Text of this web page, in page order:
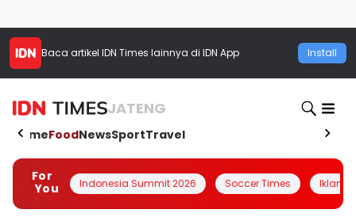
Baca artikel IDN Times lainnya di IDN App Install
JATENG
HomeFoodNewsSportTravel
For
You
Indonesia Summit 2026 Soccer Times Iklanin